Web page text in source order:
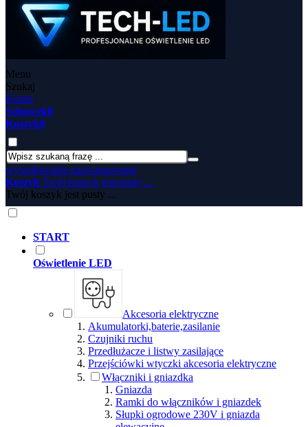
Menu
Szukaj
Konto
Schowek0
Koszyk0
wyszukiwanie zaawansowane
Koszyk Twój koszyk jest pusty ...
Twój koszyk jest pusty ...
START
Oświetlenie LED
Akcesoria elektryczne
Akumulatorki,baterie,zasilanie
Czujniki ruchu
Przedłużacze i listwy zasilające
Przejściówki wtyczki akcesoria elektryczne
Włączniki i gniazdka
Gniazda
Ramki do włączników i gniazdek
Słupki ogrodowe 230V i gniazda